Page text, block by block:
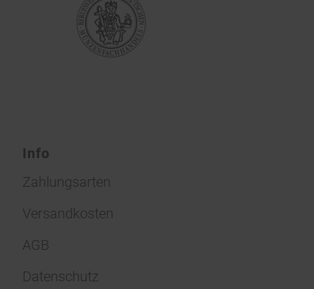
Info
Zahlungsarten
Versandkosten
AGB
Datenschutz